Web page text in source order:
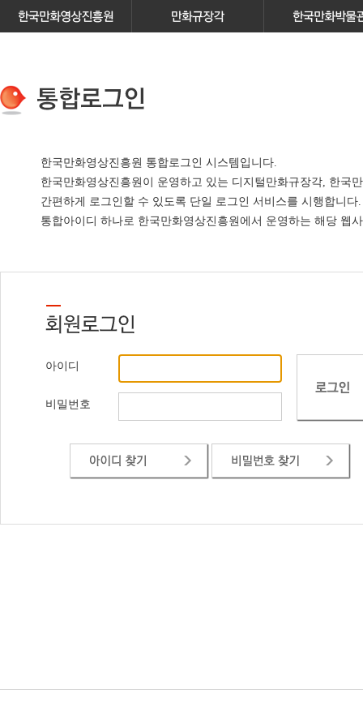
한국만화영상진흥원 통합로그인 시스템입니다.
한국만화영상진흥원이 운영하고 있는 디지털만화규장각, 한국
간편하게 로그인할 수 있도록 단일 로그인 서비스를 시행합니다.
통합아이디 하나로 한국만화영상진흥원에서 운영하는 해당 웹
아이디
비밀번호